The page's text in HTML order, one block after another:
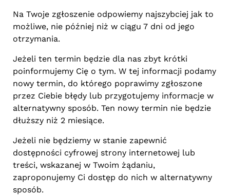
Na Twoje zgłoszenie odpowiemy najszybciej jak to
możliwe, nie później niż w ciągu 7 dni od jego
otrzymania.
Jeżeli ten termin będzie dla nas zbyt krótki
poinformujemy Cię o tym. W tej informacji podamy
nowy termin, do którego poprawimy zgłoszone
przez Ciebie błędy lub przygotujemy informacje w
alternatywny sposób. Ten nowy termin nie będzie
dłuższy niż 2 miesiące.
Jeżeli nie będziemy w stanie zapewnić
dostępności cyfrowej strony internetowej lub
treści, wskazanej w Twoim żądaniu,
zaproponujemy Ci dostęp do nich w alternatywny
sposób.